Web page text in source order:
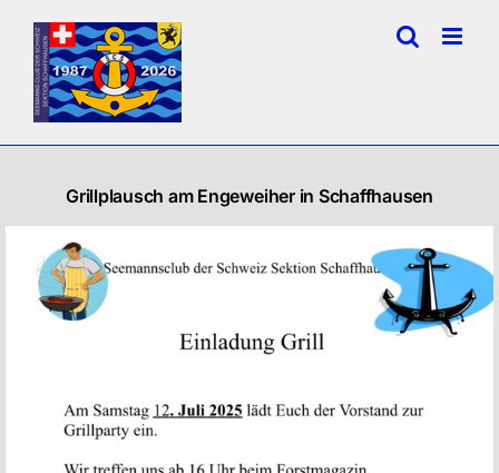
Inhalt
springen
Grillplausch am Engeweiher in Schaffhausen